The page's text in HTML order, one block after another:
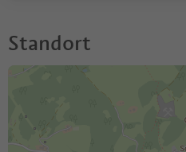
Standort